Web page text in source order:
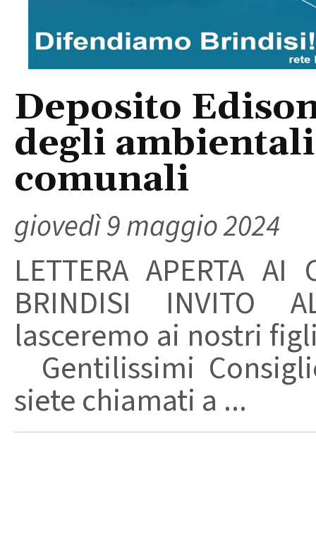
Deposito
degli
comunali
giovedì 9 maggio 2024
LETTERA APERTA AI
BRINDISI INVITO
lasceremo ai nostri
Gentilissimi
siete chiamati a ...